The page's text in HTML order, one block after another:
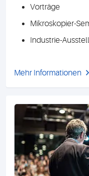
Vorträge
Mikroskopier-
Industrie-
Mehr Informationen